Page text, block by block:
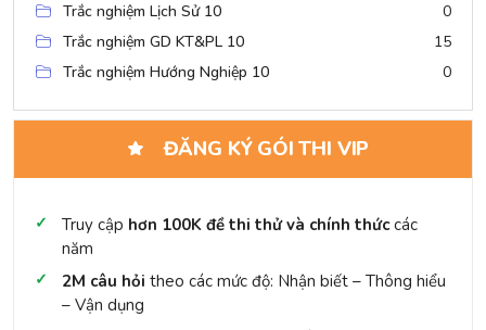
Trắc nghiệm Lịch Sử 10
0
Trắc nghiệm GD KT&PL 10
15
Trắc nghiệm Hướng Nghiệp 10
0
ĐĂNG KÝ GÓI THI VIP
Truy cập hơn 100K đề thi thử và chính thứccác
năm
2M câu hỏi theo các mức độ: Nhận biết – Thông hiểu
– Vận dụng